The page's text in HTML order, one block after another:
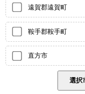
遠賀郡遠賀町
鞍手郡鞍手町
直方市